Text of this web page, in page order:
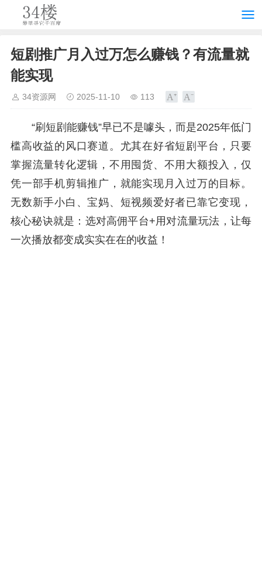
短剧推广月入过万怎么赚钱？有流量就
能实现
34资源网 2025-11-10 113
“刷短剧能赚钱”早已不是噱头，而是2025年低门
槛高收益的风口赛道。尤其在好省短剧平台，只要
掌握流量转化逻辑，不用囤货、不用大额投入，仅
凭一部手机剪辑推广，就能实现月入过万的目标。
无数新手小白、宝妈、短视频爱好者已靠它变现，
核心秘诀就是：选对高佣平台+用对流量玩法，让每
一次播放都变成实实在在的收益！